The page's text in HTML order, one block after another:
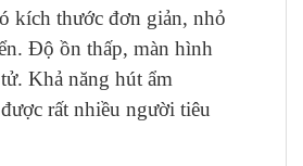
kích thước đơn giản, nhỏ
Độ ồn thấp, màn hình
Khả năng hút ẩm
rất nhiều người tiêu